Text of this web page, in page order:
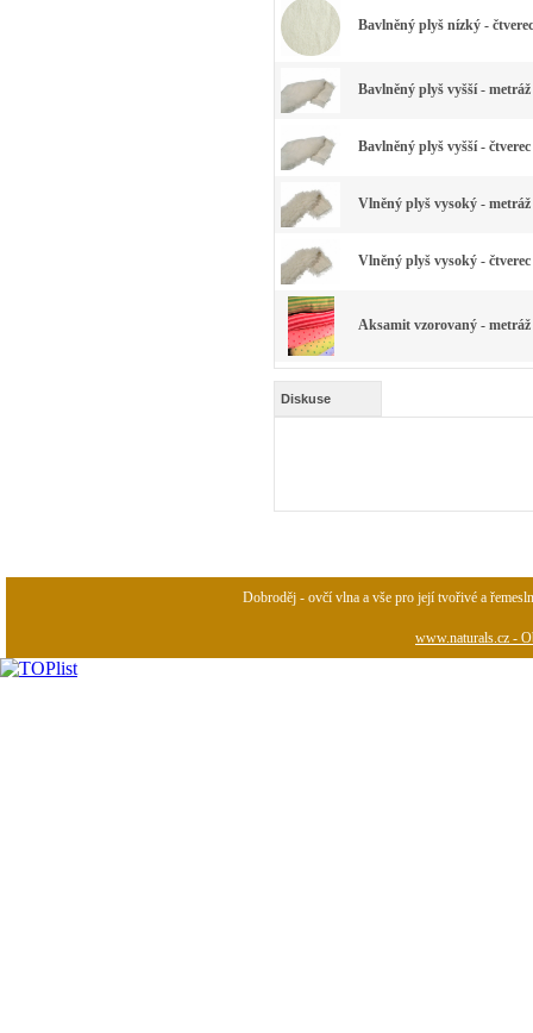
Bavlněný plyš nízký -
Bavlněný plyš vyšší -
Bavlněný plyš vyšší -
Vlněný plyš vysoký - metráž
Vlněný plyš vysoký - čtverec
Aksamit vzorovaný -
Diskuse
Dobroděj - ovčí vlna a vše pro její tvořivé a
www.naturals.cz -